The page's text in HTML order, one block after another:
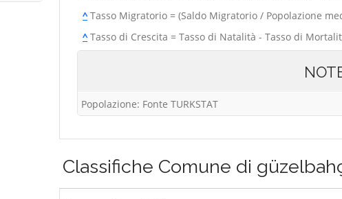
^Tasso Migratorio = (Saldo Migratorio / Popolazione
^Tasso di Crescita = Tasso di Natalità - Tasso di
Popolazione: Fonte TURKSTAT
Classifiche Comune di